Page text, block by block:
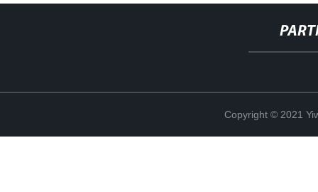
Copyright © 2021